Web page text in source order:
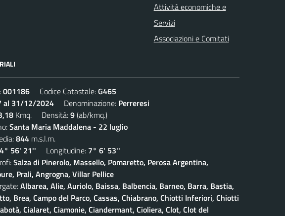
Attività economiche e
Servizi
Associazioni e Comitati
001186 Codice Catastale:G465
al 31/12/2024 Denominazione: Perreresi
Kmq. Densità:9(ab/kmq.)
Santa Maria Maddalena - 22 luglio
844 m.s.l.m.
56' 21'' Longitudine: 7° 6' 53''
Salza di Pinerolo, Massello, Pomaretto, Perosa Argentina,
Prali, Angrogna, Villar Pellice
Albarea, Alie, Auriolo, Baissa, Balbencia, Barneo, Barra, Bastia,
Brea, Campo del Parco, Cassas, Chiabrano, Chiotti Inferiori, Chiotti
Cialaret, Ciamonie, Ciandermant, Cioliera, Clot, Clot del